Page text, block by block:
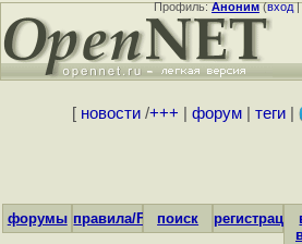
Профиль:Аноним(вход|
[ новости/+++ форум| теги|
форумы правила/FAQпоиск регистрация